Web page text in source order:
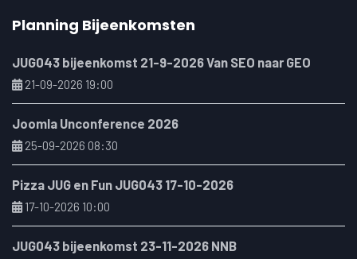
Planning Bijeenkomsten
JUG043 bijeenkomst 21-9-2026 Van SEO naar GEO
21-09-2026 19:00
Joomla Unconference 2026
25-09-2026 08:30
Pizza JUG en Fun JUG043 17-10-2026
17-10-2026 10:00
JUG043 bijeenkomst 23-11-2026 NNB